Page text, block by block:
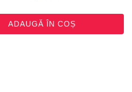
ADAUGĂ ÎN COȘ